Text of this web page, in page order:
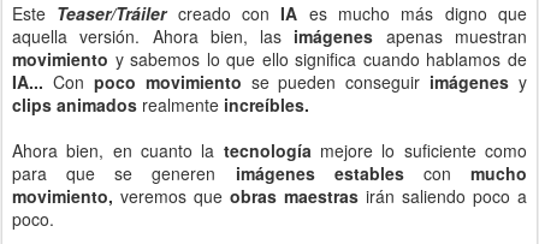
Este Teaser/Tráiler creado conIA es mucho más digno que
aquella versión. Ahora bien, las imágenes apenas muestran
movimiento y sabemos lo que ello significa cuando hablamos de
IA... Con poco movimiento se pueden conseguir imágenes y
clips animados realmente increíbles.
Ahora bien, en cuanto la tecnología mejore lo suficiente como
para que se generen imágenes estables conmucho
movimiento, veremos que obras maestras irán saliendo poco a
poco.